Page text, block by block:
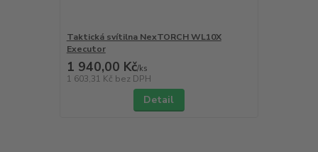
Taktická svítilna NexTORCH WL10X
Executor
1 940,00 Kč/ks
1 603,31 Kč bez DPH
Detail